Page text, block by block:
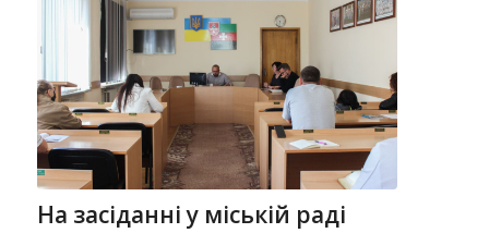
На засіданні у міській раді